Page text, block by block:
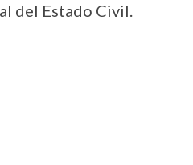
del Estado Civil.